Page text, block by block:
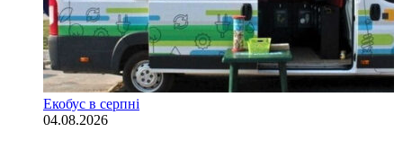
Екобус в серпні
04.08.2026